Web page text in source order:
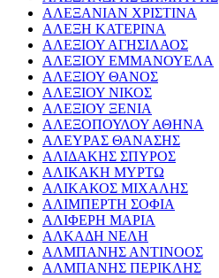
ΑΛΕΞΑΝΙΑΝ ΧΡΙΣΤΙΝΑ
ΑΛΕΞΗ ΚΑΤΕΡΙΝΑ
ΑΛΕΞΙΟΥ ΑΓΗΣΙΛΑΟΣ
ΑΛΕΞΙΟΥ ΕΜΜΑΝΟΥΕΛΑ
ΑΛΕΞΙΟΥ ΘΑΝΟΣ
ΑΛΕΞΙΟΥ ΝΙΚΟΣ
ΑΛΕΞΙΟΥ ΞΕΝΙΑ
ΑΛΕΞΟΠΟΥΛΟΥ ΑΘΗΝΑ
ΑΛΕΥΡΑΣ ΘΑΝΑΣΗΣ
ΑΛΙΔΑΚΗΣ ΣΠΥΡΟΣ
ΑΛΙΚΑΚΗ ΜΥΡΤΩ
ΑΛΙΚΑΚΟΣ ΜΙΧΑΛΗΣ
ΑΛΙΜΠΕΡΤΗ ΣΟΦΙΑ
ΑΛΙΦΕΡΗ ΜΑΡΙΑ
ΑΛΚΑΔΗ ΝΕΛΗ
ΑΛΜΠΑΝΗΣ ΑΝΤΙΝΟΟΣ
ΑΛΜΠΑΝΗΣ ΠΕΡΙΚΛΗΣ